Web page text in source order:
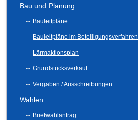
Bau und Planung
Bauleitpläne
Bauleitpläne im Beteiligungsverfahren
Lärmaktionsplan
Grundstücksverkauf
Vergaben / Ausschreibungen
Wahlen
Briefwahlantrag